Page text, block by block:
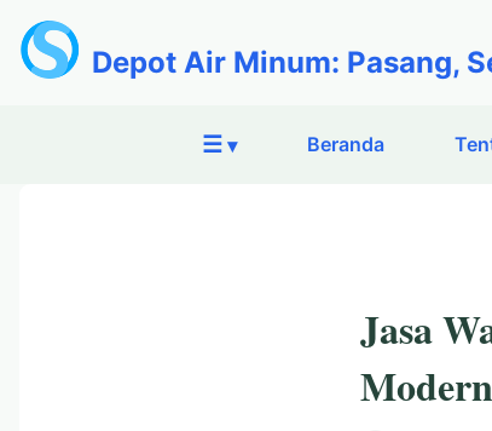
Depot Air Minum: Pasang,
☰ ▾ Beranda
Jasa